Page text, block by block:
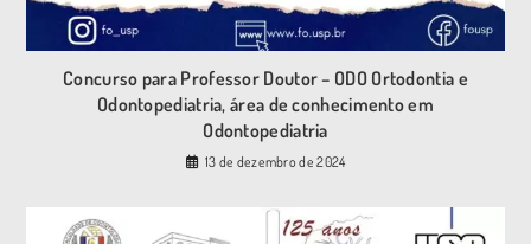
Concurso para Professor Doutor – ODO Ortodontia e
Odontopediatria, área de conhecimento em
Odontopediatria
13 de dezembro de 2024